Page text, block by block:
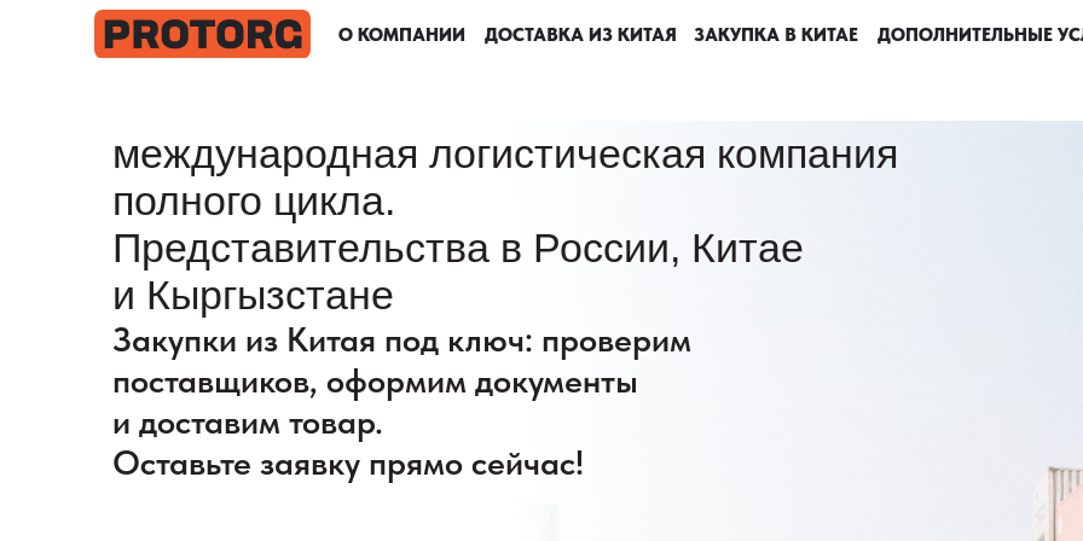
ДОПОЛНИТЕЛЬНЫЕ
О КОМПАНИИ ДОСТАВКА ИЗ КИТАЯ ЗАКУПКА В КИТАЕ ДОПОЛНИТЕЛЬНЫЕ
О КОМПАНИИ ДОСТАВКА ИЗ КИТАЯ ЗАКУПКА В КИТАЕ
международная логистическая компания
полного цикла.
Представительства в России, Китае
и Кыргызстане
Закупки из Китая под ключ: проверим
поставщиков, оформим документы
и доставим товар.
Оставьте заявку прямо сейчас!
ДОПОЛНИТЕЛЬНЫЕ
О КОМПАНИИ ДОСТАВКА ИЗ КИТАЯ ЗАКУПКА В КИТАЕ ДОПОЛНИТЕЛЬНЫЕ
О КОМПАНИИ ДОСТАВКА ИЗ КИТАЯ ЗАКУПКА В КИТАЕ